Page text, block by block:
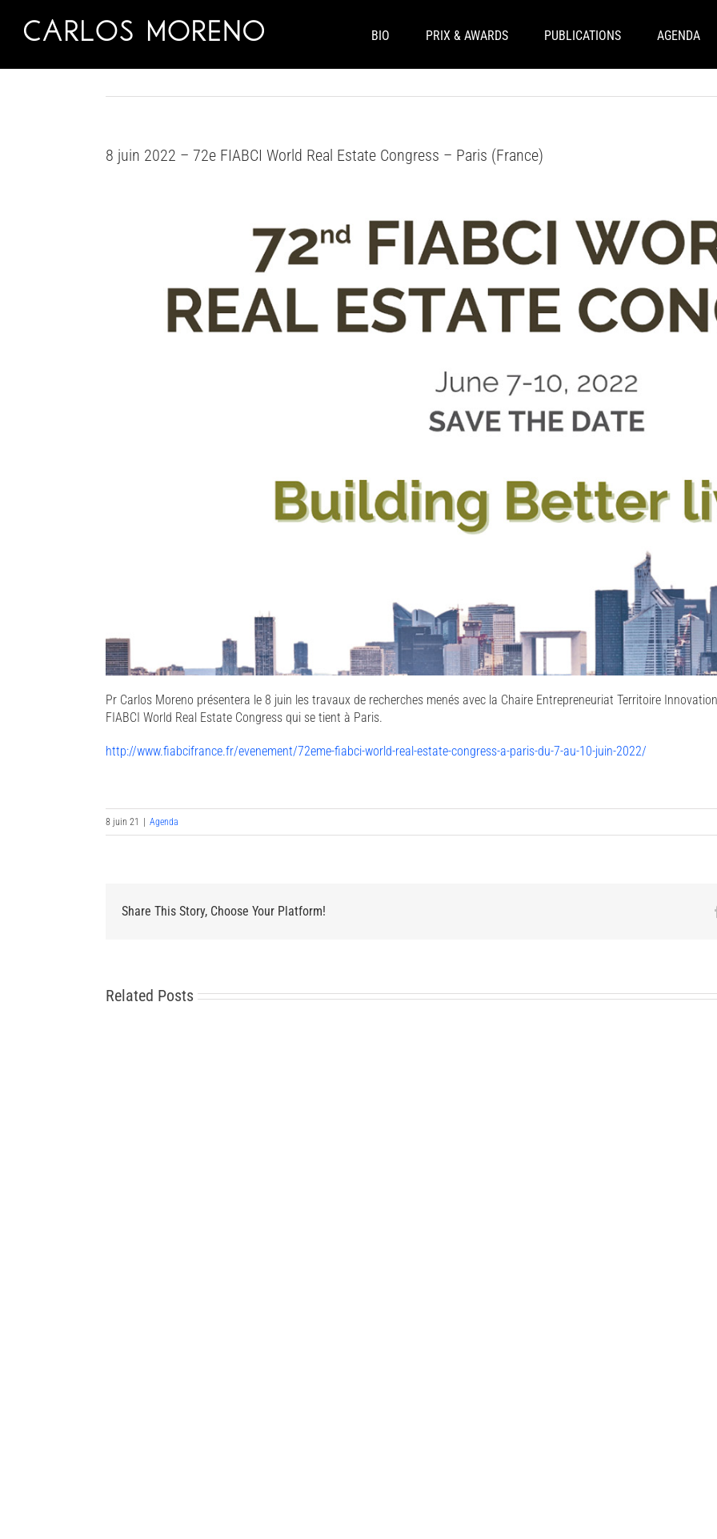
content
BIO PRIX & AWARDS PUBLICATIONS AGENDA
8 juin 2022 – 72e FIABCI World Real Estate Congress – Paris (France)
Pr Carlos Moreno présentera le 8 juin les travaux de recherches menés avec la Chaire Entrepreneuriat Territoire
FIABCI World Real Estate Congress qui se tient à Paris.
http://www.fiabcifrance.fr/evenement/72eme-fiabci-world-real-estate-congress-a-paris-du-7-au-10-juin-2022/
8 juin 21 | Agenda
Share This Story, Choose Your Platform!
Related Posts